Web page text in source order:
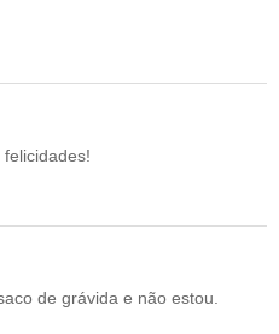
de grávida e não estou.